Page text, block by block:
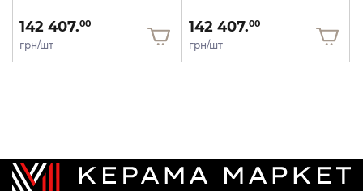
142 407.00
грн/шт
142 407.00
грн/шт